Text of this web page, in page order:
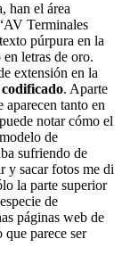
han el área
Terminales
púrpura en la
letras de oro.
extensión en la
. Aparte
aparecen tanto en
notar cómo el
de
sufriendo de
y sacar fotos me di
la parte superior
de
páginas web de
parece ser